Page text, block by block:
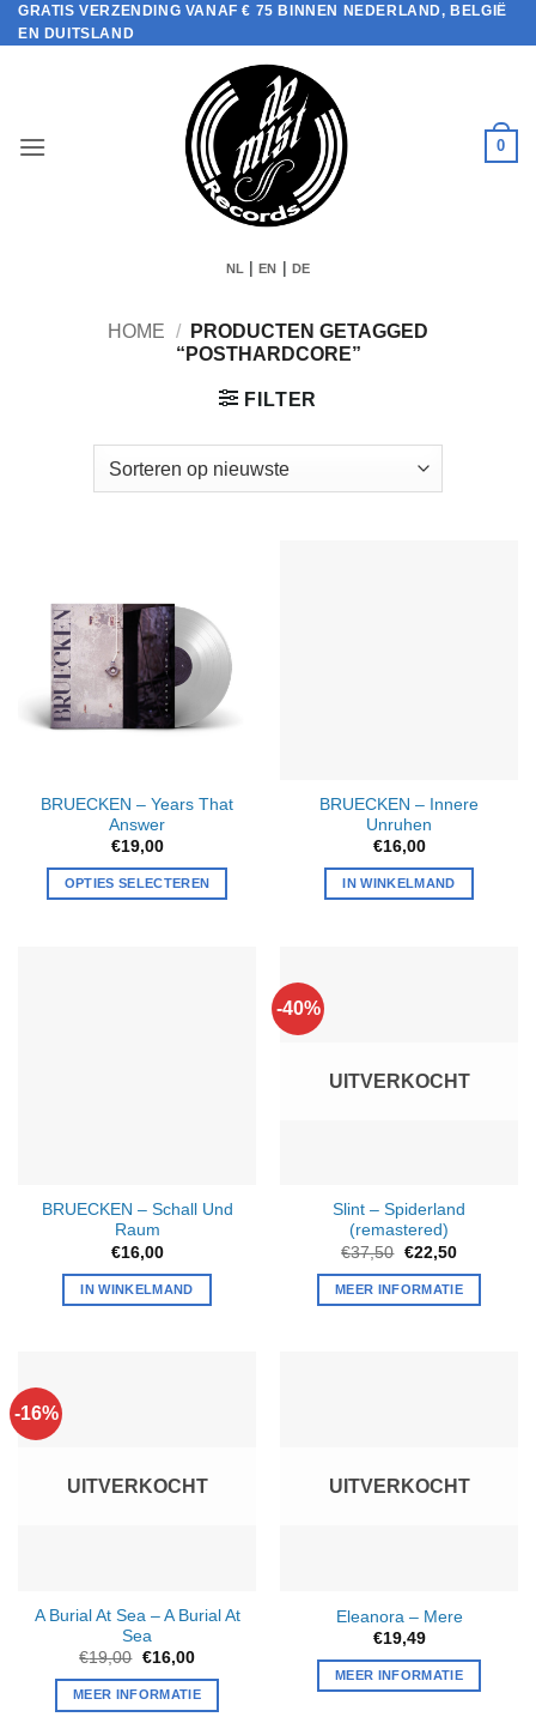
Ga
naar
GRATIS VERZENDING VANAF € 75 BINNEN NEDERLAND, BELGIË
EN DUITSLAND
0
NL |EN DE
HOME /
PRODUCTEN GETAGGED
“POSTHARDCORE”
FILTER
BRUECKEN – Years That
Answer
€19,00
OPTIES SELECTEREN
BRUECKEN – Innere
Unruhen
€16,00
IN WINKELMAND
BRUECKEN – Schall Und
Raum
€16,00
IN WINKELMAND
-40%
UITVERKOCHT
Slint – Spiderland
(remastered)
€37,50 Oorspronkelijke
was:
€37,50.
€22,50Huidige
is:
€22,50.
MEER INFORMATIE
-16%
UITVERKOCHT
A Burial At Sea – A Burial At
Sea
€19,00 Oorspronkelijke
was:
€19,00.
€16,00Huidige
is:
€16,00.
MEER INFORMATIE
UITVERKOCHT
Eleanora – Mere
€19,49
MEER INFORMATIE